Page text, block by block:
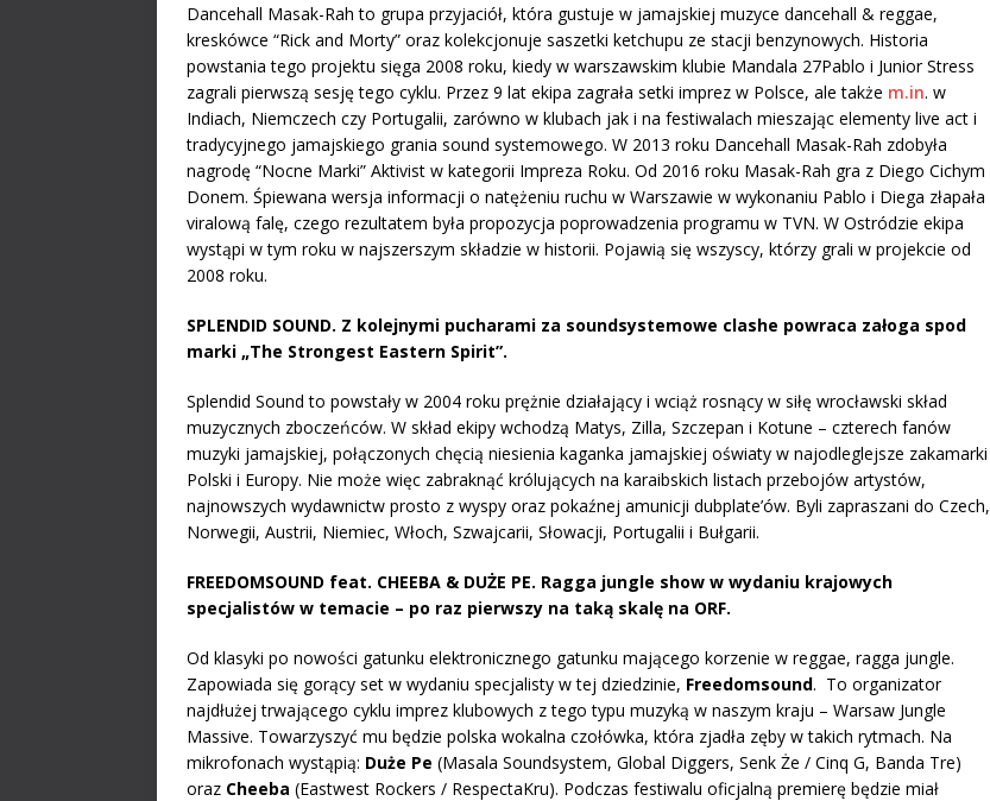
Dancehall Masak-Rah to grupa przyjaciół, która gustuje w jamajskiej muzyce dancehall & reggae,
kreskówce “Rick and Morty” oraz kolekcjonuje saszetki ketchupu ze stacji benzynowych. Historia
powstania tego projektu sięga 2008 roku, kiedy w warszawskim klubie Mandala 27Pablo i Junior Stress
zagrali pierwszą sesję tego cyklu. Przez 9 lat ekipa zagrała setki imprez w Polsce, ale także m.in. w
Indiach, Niemczech czy Portugalii, zarówno w klubach jak i na festiwalach mieszając elementy live act i
tradycyjnego jamajskiego grania sound systemowego. W 2013 roku Dancehall Masak-Rah zdobyła
nagrodę “Nocne Marki” Aktivist w kategorii Impreza Roku. Od 2016 roku Masak-Rah gra z Diego Cichym
Donem. Śpiewana wersja informacji o natężeniu ruchu w Warszawie w wykonaniu Pablo i Diega złapała
viralową falę, czego rezultatem była propozycja poprowadzenia programu w TVN. W Ostródzie ekipa
wystąpi w tym roku w najszerszym składzie w historii. Pojawią się wszyscy, którzy grali w projekcie od
2008 roku.
SPLENDID SOUND. Z kolejnymi pucharami za soundsystemowe clashe powraca załoga spod
marki „The Strongest Eastern Spirit”.
Splendid Sound to powstały w 2004 roku prężnie działający i wciąż rosnący w siłę wrocławski skład
muzycznych zboczeńców. W skład ekipy wchodzą Matys, Zilla, Szczepan i Kotune – czterech fanów
muzyki jamajskiej, połączonych chęcią niesienia kaganka jamajskiej oświaty w najodleglejsze zakamarki
Polski i Europy. Nie może więc zabraknąć królujących na karaibskich listach przebojów artystów,
najnowszych wydawnictw prosto z wyspy oraz pokaźnej amunicji dubplate’ów. Byli zapraszani do Czech,
Norwegii, Austrii, Niemiec, Włoch, Szwajcarii, Słowacji, Portugalii i Bułgarii.
FREEDOMSOUND feat. CHEEBA & DUŻE PE. Ragga jungle show w wydaniu krajowych
specjalistów w temacie – po raz pierwszy na taką skalę na ORF.
Od klasyki po nowości gatunku elektronicznego gatunku mającego korzenie w reggae, ragga jungle.
Zapowiada się gorący set w wydaniu specjalisty w tej dziedzinie, Freedomsound. To organizator
najdłużej trwającego cyklu imprez klubowych z tego typu muzyką w naszym kraju – Warsaw Jungle
Massive. Towarzyszyć mu będzie polska wokalna czołówka, która zjadła zęby w takich rytmach. Na
mikrofonach wystąpią: Duże Pe (Masala Soundsystem, Global Diggers, Senk Że / Cinq G, Banda Tre)
oraz Cheeba (Eastwest Rockers / RespectaKru). Podczas festiwalu oficjalną premierę będzie miał